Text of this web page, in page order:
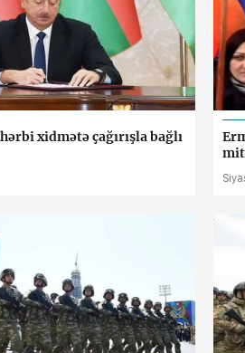
xidmətə çağırışla bağlı